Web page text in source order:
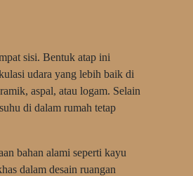
sisi. Bentuk atap ini
udara yang lebih baik di
aspal, atau logam. Selain
di dalam rumah tetap
bahan alami seperti kayu
dalam desain ruangan